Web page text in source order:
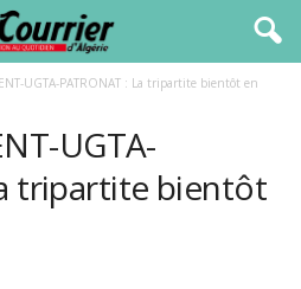
UGTA-PATRONAT : La tripartite bientôt en
UGTA-
tripartite bientôt